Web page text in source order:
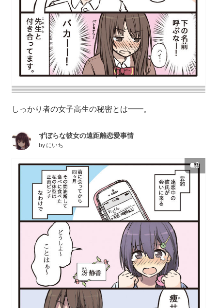
しっかり者の女子高生の秘密とは━━。
ずぼらな彼女の遠距離恋愛事情
by にいち
8